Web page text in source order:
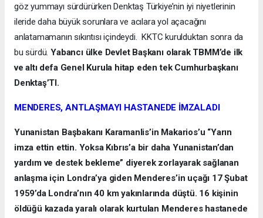
göz yummayı sürdürürken Denktaş Türkiye’nin iyi niyetlerinin
ileride daha büyük sorunlara ve acılara yol açacağını
anlatamamanın sıkıntısı içindeydi. KKTC kurulduktan sonra da
bu sürdü.Yabancı ülke Devlet Başkanı olarak TBMM’de ilk
ve altı defa Genel Kurula hitap eden tek Cumhurbaşkanı
Denktaş’TI.
MENDERES, ANTLAŞMAYI HASTANEDE İMZALADI
Yunanistan Başbakanı Karamanlis’in Makarios’u “Yarın
imza ettin ettin. Yoksa Kıbrıs’a bir daha Yunanistan’dan
yardım ve destek bekleme” diyerek zorlayarak sağlanan
anlaşma için Londra’ya giden Menderes’in uçağı 17 Şubat
1959’da Londra’nın 40 km yakınlarında düştü. 16 kişinin
öldüğü kazada yaralı olarak kurtulan Menderes hastanede